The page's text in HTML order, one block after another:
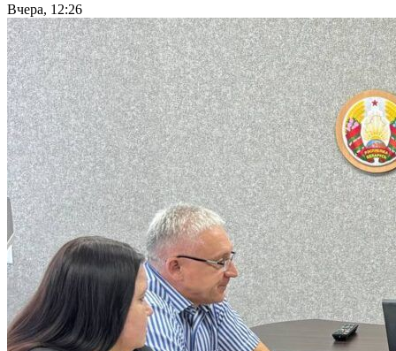
Вчера, 12:26